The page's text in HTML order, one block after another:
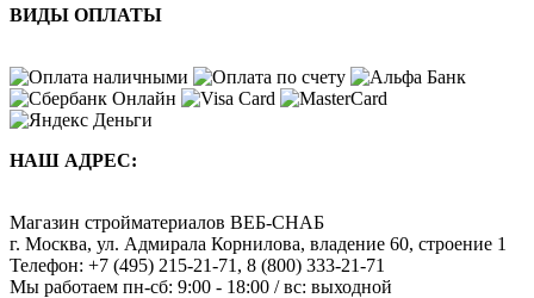
ВИДЫ ОПЛАТЫ
НАШ АДРЕС:
Магазин стройматериалов ВЕБ-СНАБ
г. Москва, ул. Адмирала Корнилова, владение 60, строение 1
Телефон: +7 (495) 215-21-71 , 8 (800) 333-21-71
Мы работаем пн-сб: 9:00 - 18:00 / вс: выходной